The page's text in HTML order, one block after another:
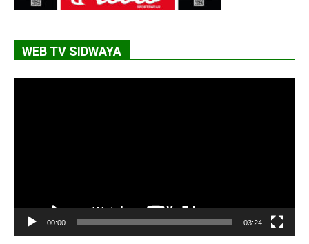
WEB TV SIDWAYA
00:00 03:24